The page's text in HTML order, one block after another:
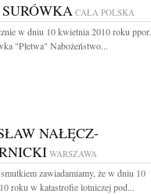
CAŁA POLSKA
w dniu 10 kwietnia 2010 roku ppor.
"Płetwa" Nabożeństwo...
NAŁĘCZ-
WARSZAWA
zawiadamiamy, że w dniu 10
roku w katastrofie lotniczej pod...